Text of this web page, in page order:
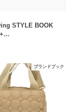
STYLE BOOK
+…
ブランドブック